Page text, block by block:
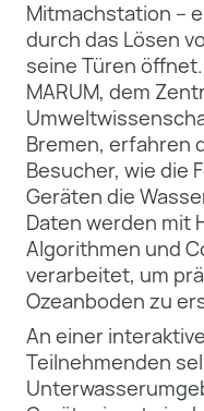
Mitmachstation –
durch das Lösen
seine Türen
MARUM, dem
Bremen, erfahren
Besucher, wie die
Geräten die
Daten werden mit
Algorithmen und
verarbeitet, um
Ozeanboden zu
An einer
Teilnehmenden